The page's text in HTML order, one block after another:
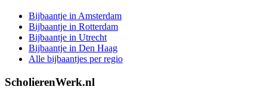
Bijbaantje in Amsterdam
Bijbaantje in Rotterdam
Bijbaantje in Utrecht
Bijbaantje in Den Haag
Alle bijbaantjes per regio
ScholierenWerk.nl